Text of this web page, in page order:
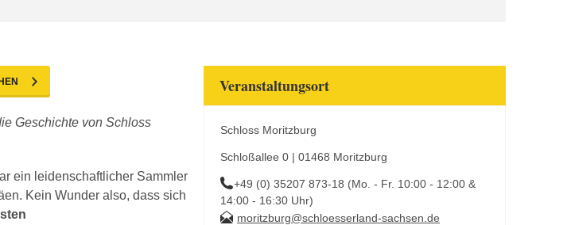
Geschichte von Schloss
ein leidenschaftlicher Sammler
Kein Wunder also, dass sich
Veranstaltungsort
Schloss Moritzburg
Schloßallee 0 | 01468 Moritzburg
+49 (0) 35207 873-18 (Mo. - Fr. 10:00 - 12:00 &
14:00 - 16:30 Uhr)
moritzburg@schloesserland-sachsen.de